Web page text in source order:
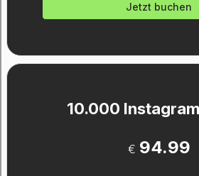
Jetzt buchen
10.000
€ 94.99